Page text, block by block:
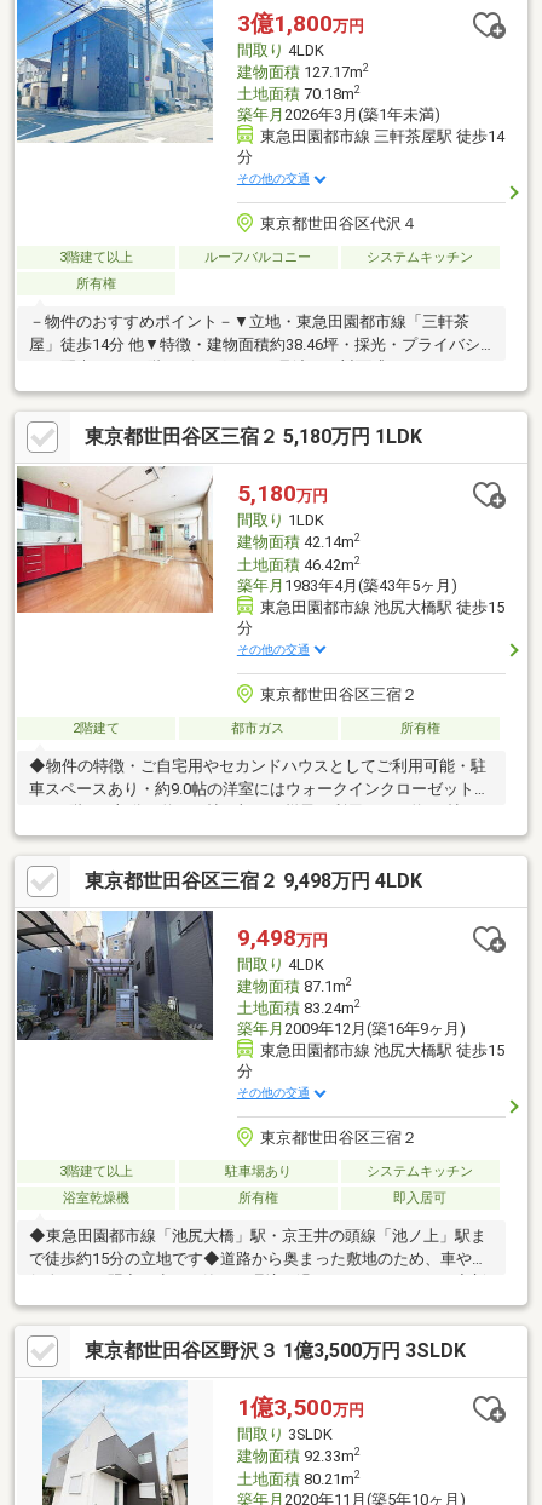
(約530m)■ ご希望の住まい探しをお手伝いします
━━━━━・・・物件の詳細・ご相談はお気軽にお問い合わせく
ださい。
3億1,800万円
間取り 4LDK
建物面積127.17m2
土地面積70.18m2
築年月 2026年3月(築1年未満)
東急田園都市線 三軒茶屋駅 徒歩14
分
その他の交通
東京都世田谷区代沢４
3階建て以上 ルーフバルコニー
システムキッチン
所有権
－物件のおすすめポイント－▼立地・東急田園都市線「三軒茶
屋」徒歩14分 他▼特徴・建物面積約38.46坪・採光・プライバシ
コンロ付・全居室に収納を設置・1・3階にトイレ有、来客時も気
兼ねなく使用可能・カースペース有(車種による)▼周辺環境・サ
ミット代沢十字路店徒歩３分（約200ｍ）・セブンイレブン世田
谷代田1丁目店 徒歩5分(約340m)・世田谷区立代沢小学校 徒歩6分
(約430m)■ ご希望の住まい探しをお手伝いします
━━━━━・・・物件の詳細・ご相談はお気軽にお問い合わせく
ださい。
東京都世田谷区三宿２ 5,180万円 1LDK
5,180万円
間取り 1LDK
建物面積42.14m2
土地面積46.42m2
築年月 1983年4月(築43年5ヶ月)
東急田園都市線 池尻大橋駅 徒歩15
分
その他の交通
東京都世田谷区三宿２
2階建て 都市ガス 所有権
◆物件の特徴・ご自宅用やセカンドハウスとしてご利用可能・駐
車スペースあり・約9.0帖の洋室にはウォークインクローゼット有
フト有り・閑静な住宅街に囲まれた自然豊かな環境「三宿エリ
ア」◆周辺環境・まいばすけっと世田谷淡島通り店 約350ｍ
（徒歩5分）・オーケー池尻大橋店 約600ｍ（徒歩8分）・セブ
ンイレブン世田谷三宿２丁目店 約290ｍ（徒歩4分）・サンドラ
ッグ 池尻店 約650ｍ（徒歩9分）
東京都世田谷区三宿２ 9,498万円 4LDK
9,498万円
間取り 4LDK
建物面積87.1m2
土地面積83.24m2
築年月 2009年12月(築16年9ヶ月)
東急田園都市線 池尻大橋駅 徒歩15
分
その他の交通
東京都世田谷区三宿２
3階建て以上 駐車場あり
システムキッチン
浴室乾燥機
所有権 即入居可
◆東急田園都市線「池尻大橋」駅・京王井の頭線「池ノ上」駅ま
で徒歩約15分の立地です◆道路から奥まった敷地のため、車や通
規内装デザインリフォーム実施！新生活を気持ちよくスタートで
きますね◆効率よくお料理できるL字型のキッチンが採用されて
います！◆1坪サイズのバスルームでのんびりリラックス！◆浴
室乾燥機は花粉の季節や雨の日のお洗濯にも活躍！◆身だしなみ
チェックに便利な三面鏡付きの洗面台◆各居室に収納が設けられ
ており、お部屋のスペースを有効的に使えます◆来客を一目で確
認できて録画も可能なカラーテレビモニター付きインターホン導
入
東京都世田谷区野沢３ 1億3,500万円 3SLDK
1億3,500万円
間取り 3SLDK
建物面積92.33m2
土地面積80.21m2
築年月 2020年11月(築5年10ヶ月)